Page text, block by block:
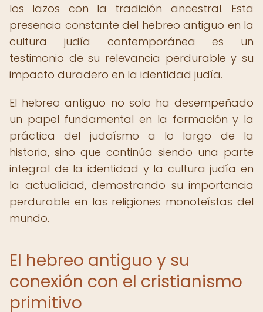
los lazos con la tradición ancestral. Esta
presencia constante del hebreo antiguo en la
cultura judía contemporánea es un
testimonio de su relevancia perdurable y su
impacto duradero en la identidad judía.
El hebreo antiguo no solo ha desempeñado
un papel fundamental en la formación y la
práctica del judaísmo a lo largo de la
historia, sino que continúa siendo una parte
integral de la identidad y la cultura judía en
la actualidad, demostrando su importancia
perdurable en las religiones monoteístas del
mundo.
El hebreo antiguo y su
conexión con el cristianismo
primitivo